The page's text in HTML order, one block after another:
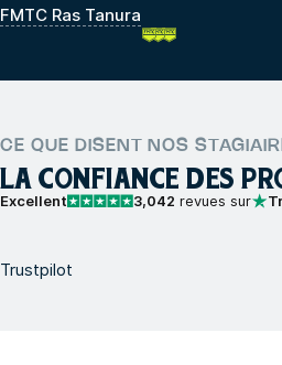
FMTC Ras Tanura
CE QUE DISENT NOS
LA CONFIANCE DES
Excellent 3,042 revues sur
Trustpilot